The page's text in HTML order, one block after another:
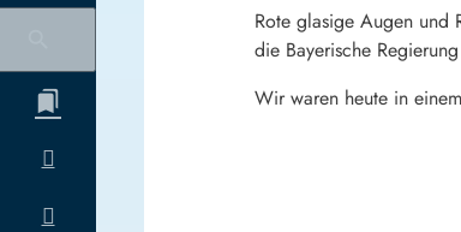
Rote glasige Augen und
die Bayerische
Wir waren heute in